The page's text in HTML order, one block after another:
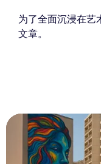
为了全面沉浸在艺
文章。